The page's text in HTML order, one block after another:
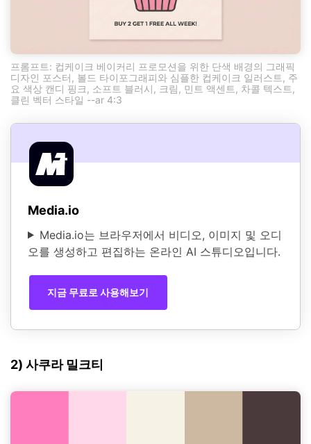
프롬프트: 컵케이크 베이커리 프로모션을 위한 단색 배경의 그래픽
디자인 포스터, 볼드 타이포그래피와 심플한 컵케이크 일러스트, 주
요 색상 캔디 핑크, 소프트 블러시, 크림, 민트 액센트, 차콜 텍스트,
클린 벡터 스타일 --ar 4:3
Media.io
Media.io는 브라우저에서 비디오, 이미지 및 오디
오를 생성하고 편집하는 온라인 AI 스튜디오입니다.
지금 무료로 사용해보기
2) 사쿠라 밀크티